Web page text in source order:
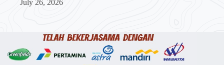
July 26, 2026